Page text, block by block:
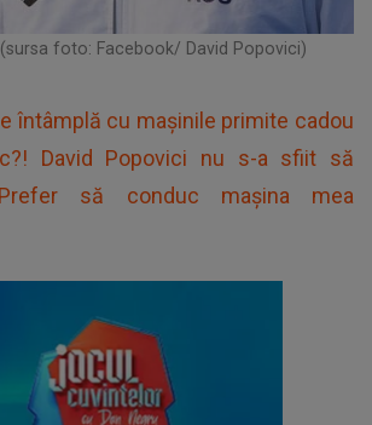
(sursa foto: Facebook/ David Popovici)
întâmplă cu mașinile primite cadou
David Popovici nu s-a sfiit să
să conduc maşina mea